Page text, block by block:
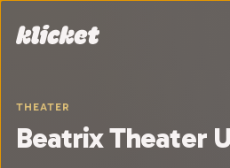
THEATER
Beatrix Theater